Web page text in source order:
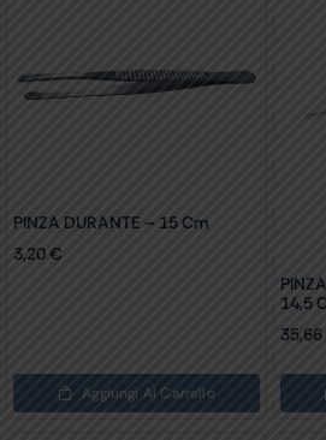
PINZA DURANTE – 15 Cm
3,20€
Aggiungi Al Carrello
14,5
35,66